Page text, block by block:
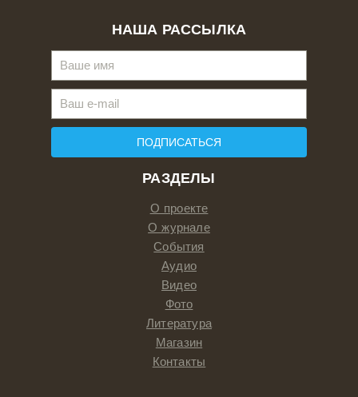
РАЗДЕЛЫ
О проекте
О журнале
События
Аудио
Видео
Фото
Литература
Магазин
Контакты
НАША РАССЫЛКА
ПОДПИСАТЬСЯ